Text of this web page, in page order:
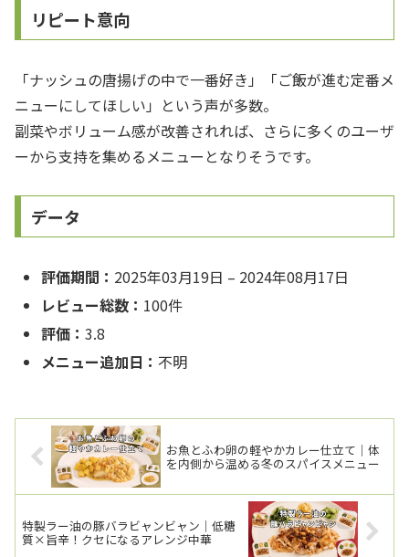
リピート意向
「ナッシュの唐揚げの中で一番好き」「ご飯が進む定番メ
ニューにしてほしい」という声が多数。
副菜やボリューム感が改善されれば、さらに多くのユーザ
ーから支持を集めるメニューとなりそうです。
データ
評価期間： 2025年03月19日 – 2024年08月17日
レビュー総数： 100件
評価：3.8
メニュー追加日： 不明
お魚とふわ卵の軽やかカレー仕立て｜体
を内側から温める冬のスパイスメニュー
特製ラー油の豚バラビャンビャン｜低糖
質×旨辛！クセになるアレンジ中華